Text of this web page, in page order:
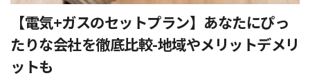
【電気+ガスのセットプラン】あなたにぴっ
たりな会社を徹底比較-地域やメリットデメリ
ットも